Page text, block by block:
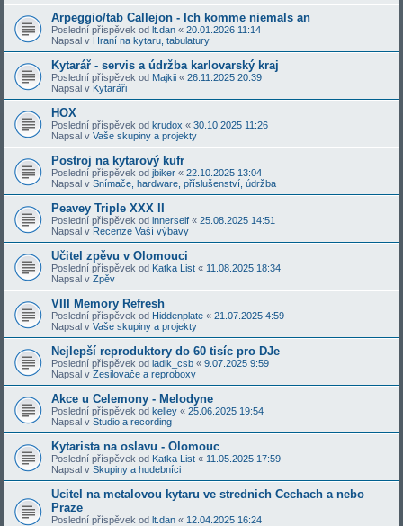
Arpeggio/tab Callejon - Ich komme niemals an
Poslední příspěvek od lt.dan « 20.01.2026 11:14
Napsal v Hraní na kytaru, tabulatury
Kytarář - servis a údržba karlovarský kraj
Poslední příspěvek od Majkii « 26.11.2025 20:39
Napsal v Kytaráři
HOX
Poslední příspěvek od krudox « 30.10.2025 11:26
Napsal v Vaše skupiny a projekty
Postroj na kytarový kufr
Poslední příspěvek od jbiker « 22.10.2025 13:04
Napsal v Snímače, hardware, příslušenství, údržba
Peavey Triple XXX II
Poslední příspěvek od innerself « 25.08.2025 14:51
Napsal v Recenze Vaší výbavy
Učitel zpěvu v Olomouci
Poslední příspěvek od Katka List « 11.08.2025 18:34
Napsal v Zpěv
VIII Memory Refresh
Poslední příspěvek od Hiddenplate « 21.07.2025 4:59
Napsal v Vaše skupiny a projekty
Nejlepší reproduktory do 60 tisíc pro DJe
Poslední příspěvek od ladik_csb « 9.07.2025 9:59
Napsal v Zesilovače a reproboxy
Akce u Celemony - Melodyne
Poslední příspěvek od kelley « 25.06.2025 19:54
Napsal v Studio a recording
Kytarista na oslavu - Olomouc
Poslední příspěvek od Katka List « 11.05.2025 17:59
Napsal v Skupiny a hudebníci
Ucitel na metalovou kytaru ve strednich Cechach a nebo
Praze
Poslední příspěvek od lt.dan « 12.04.2025 16:24